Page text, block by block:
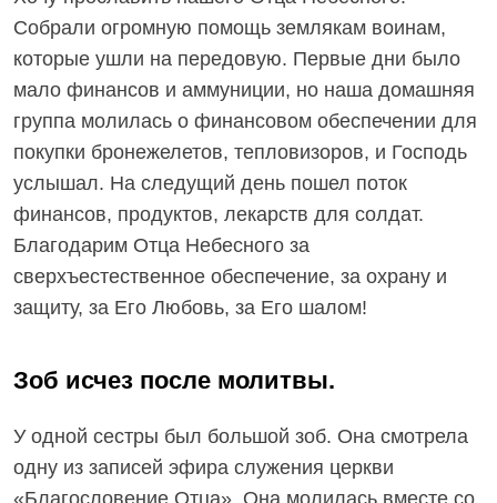
Собрали огромную помощь землякам воинам,
которые ушли на передовую. Первые дни было
мало финансов и аммуниции, но наша домашняя
группа молилась о финансовом обеспечении для
покупки бронежелетов, тепловизоров, и Господь
услышал. На следущий день пошел поток
финансов, продуктов, лекарств для солдат.
Благодарим Отца Небесного за
сверхъестественное обеспечение, за охрану и
защиту, за Его Любовь, за Его шалом!
Зоб исчез после молитвы.
У одной сестры был большой зоб. Она смотрела
одну из записей эфира служения церкви
«Благословение Отца». Она молилась вместе со